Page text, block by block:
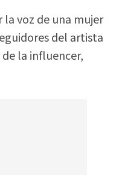
la voz de una mujer
del artista
la influencer,